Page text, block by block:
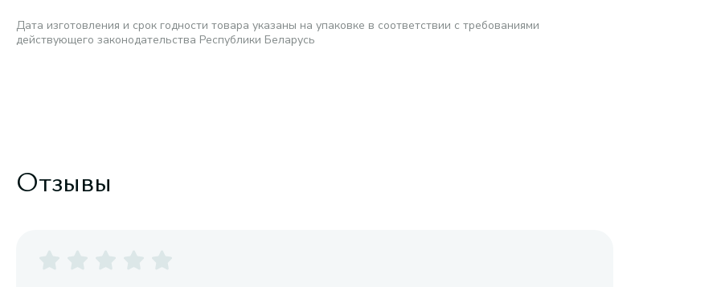
Дата изготовления и срок годности товара указаны на упаковке в соответствии с требованиями
действующего законодательства Республики Беларусь
Отзывы